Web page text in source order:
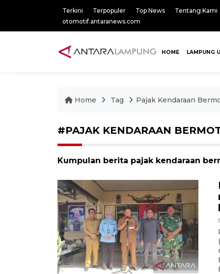
Terkini Terpopuler Top News
Tentang Kami
otomotif.antaranews.com
HOME LAMPUNG
Home Tag Pajak Kendaraan
#PAJAK KENDARAAN
Kumpulan berita pajak kendaraan